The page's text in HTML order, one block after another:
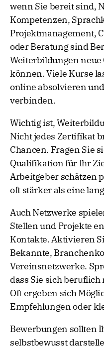
wenn Sie bereit sind,
Kompetenzen,
Projektmanagement,
oder Beratung sind
Weiterbildungen neue
können. Viele Kurse
online absolvieren
verbinden.
Wichtig ist,
Nicht jedes Zertifikat
Chancen. Fragen Sie
Qualifikation für Ihr
Arbeitgeber schätzen
oft stärker als eine
Auch Netzwerke
Stellen und Projekte
Kontakte. Aktivieren
Bekannte,
Vereinsnetzwerke.
dass Sie sich
Oft ergeben sich
Empfehlungen oder
Bewerbungen sollten
selbstbewusst